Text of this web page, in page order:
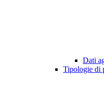
Dati
Tipologie di